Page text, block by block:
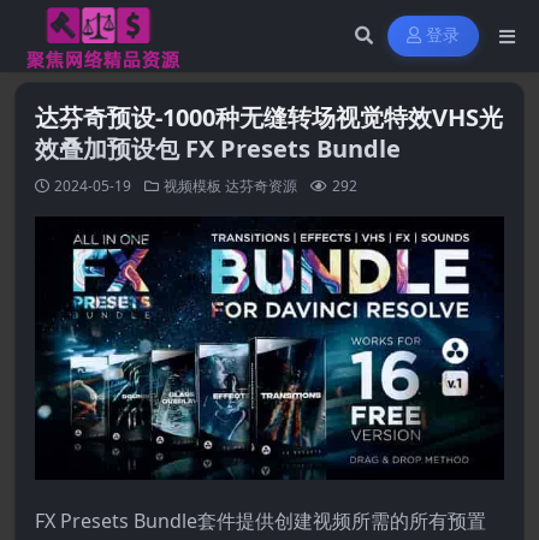
登录
达芬奇预设-1000种无缝转场视觉特效VHS光
效叠加预设包 FX Presets Bundle
2024-05-19 视频模板 达芬奇资源 292
FX Presets Bundle套件提供创建视频所需的所有预置